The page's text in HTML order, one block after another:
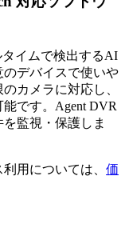
イムで検出するAI
デバイスで使いや
カメラに対応し、
です。Agent DVR
監視・保護しま
用については、 価